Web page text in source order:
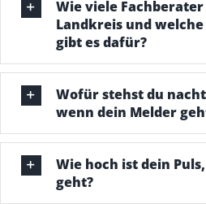
Wie viele
Landkreis und
gibt es dafür?
Wofür stehst du
wenn dein Melder
Wie hoch ist dein
geht?